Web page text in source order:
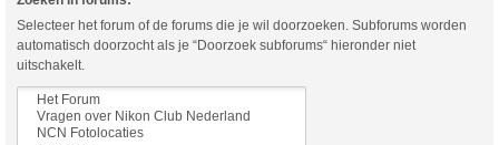
Selecteer het forum of de forums die je wil doorzoeken. Subforums worden
automatisch doorzocht als je “Doorzoek subforums“ hieronder niet
uitschakelt.